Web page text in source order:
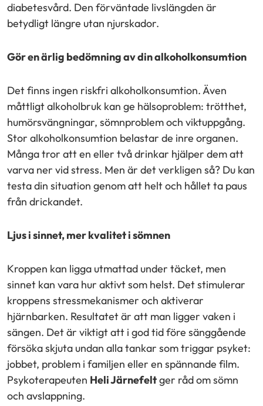
diabetesvård. Den förväntade livslängden är
betydligt längre utan njurskador.
Gör en ärlig bedömning av din alkoholkonsumtion
Det finns ingen riskfri alkoholkonsumtion. Även
måttligt alkoholbruk kan ge hälsoproblem: trötthet,
humörsvängningar, sömnproblem och viktuppgång.
Stor alkoholkonsumtion belastar de inre organen.
Många tror att en eller två drinkar hjälper dem att
varva ner vid stress. Men är det verkligen så? Du kan
testa din situation genom att helt och hållet ta paus
från drickandet.
Ljus i sinnet, mer kvalitet i sömnen
Kroppen kan ligga utmattad under täcket, men
sinnet kan vara hur aktivt som helst. Det stimulerar
kroppens stressmekanismer och aktiverar
hjärnbarken. Resultatet är att man ligger vaken i
sängen. Det är viktigt att i god tid före sänggående
försöka skjuta undan alla tankar som triggar psyket:
jobbet, problem i familjen eller en spännande film.
Psykoterapeuten Heli Järnefeltger råd om sömn
och avslappning.